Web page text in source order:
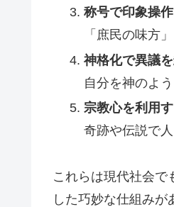
称号で印象操作
「庶民の味方
神格化で異議
自分を神のよ
宗教心を利用
奇跡や伝説で
これらは現代社会で
した巧妙な仕組みが